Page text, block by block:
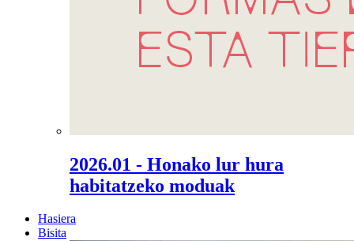
2026.01 - Honako lur hura
habitatzeko moduak
Hasiera
Bisita